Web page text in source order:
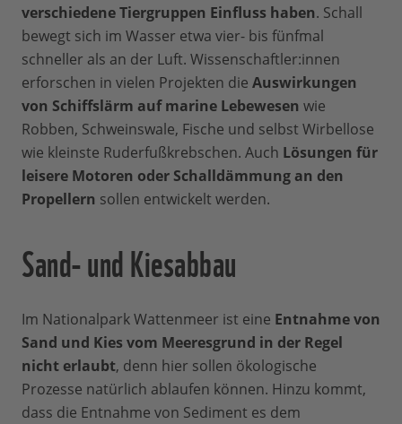
verschiedene Tiergruppen Einfluss haben. Schall
bewegt sich im Wasser etwa vier- bis fünfmal
schneller als an der Luft. Wissenschaftler:innen
erforschen in vielen Projekten die Auswirkungen
von Schiffslärm auf marine Lebewesen wie
Robben, Schweinswale, Fische und selbst Wirbellose
wie kleinste Ruderfußkrebschen. Auch Lösungen für
leisere Motoren oder Schalldämmung an den
Propellern sollen entwickelt werden.
Sand- und Kiesabbau
Im Nationalpark Wattenmeer ist eine Entnahme von
Sand und Kies vom Meeresgrund in der Regel
nicht erlaubt, denn hier sollen ökologische
Prozesse natürlich ablaufen können. Hinzu kommt,
dass die Entnahme von Sediment es dem